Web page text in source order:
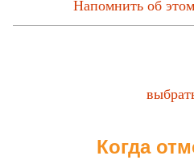
Напомнить об
Когда